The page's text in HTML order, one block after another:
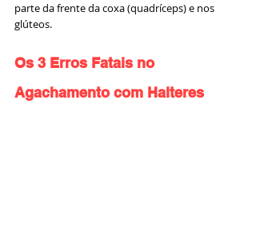
parte da frente da coxa (quadríceps) e nos
glúteos.
Os 3 Erros Fatais no
Agachamento com Halteres